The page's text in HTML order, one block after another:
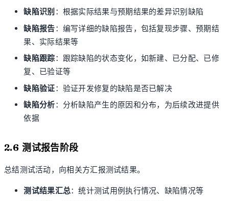
缺陷识别 ：根据实际结果与预期结果的差异识别缺陷
缺陷报告：编写详细的缺陷报告，包括复现步骤、预期结
果、实际结果等
缺陷跟踪：跟踪缺陷的状态变化，如新建、已分配、已修
复、已验证等
缺陷验证：验证开发修复的缺陷是否已解决
缺陷分析：分析缺陷产生的原因和分布，为后续改进提供
依据
2.6 测试报告阶段
总结测试活动，向相关方汇报测试结果。
测试结果汇总：统计测试用例执行情况、缺陷情况等